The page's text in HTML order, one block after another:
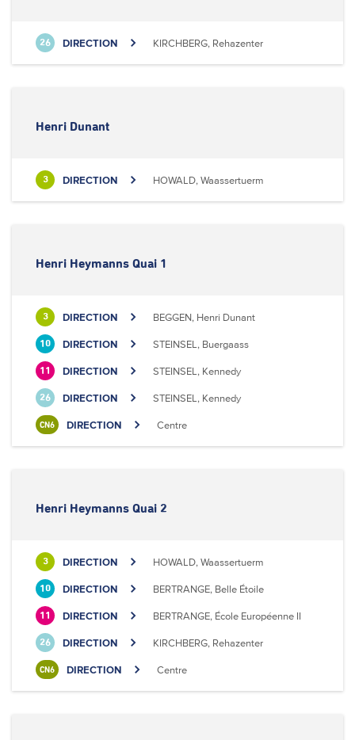
26 DIRECTION KIRCHBERG, Rehazenter
Henri Dunant
3 DIRECTION HOWALD, Waassertuerm
Henri Heymanns Quai 1
3 DIRECTION BEGGEN, Henri Dunant
10 DIRECTION STEINSEL, Buergaass
11 DIRECTION STEINSEL, Kennedy
26 DIRECTION STEINSEL, Kennedy
CN6 DIRECTION Centre
Henri Heymanns Quai 2
3 DIRECTION HOWALD, Waassertuerm
10 DIRECTION BERTRANGE, Belle Étoile
11 DIRECTION BERTRANGE, École Européenne II
26 DIRECTION KIRCHBERG, Rehazenter
CN6 DIRECTION Centre